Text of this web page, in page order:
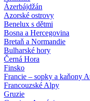
Ázerbájdžán
Azorské ostrovy
Benelux s dětmi
Bosna a Hercegovina
Bretaň a Normandie
Bulharské hory
Černá Hora
Finsko
Francie – sopky a kaňony
Francouzské Alpy
Gruzie